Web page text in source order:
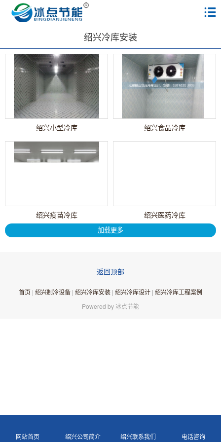
绍兴冷库安装
绍兴小型冷库 绍兴食品冷库
绍兴疫苗冷库 绍兴医药冷库
加载更多
返回顶部
首页 | 绍兴制冷设备 | 绍兴冷库安装 | 绍兴冷库设计 | 绍兴冷库工程案例
Powered by 冰点节能
网站首页 绍兴公司简介 绍兴联系我们 电话咨询